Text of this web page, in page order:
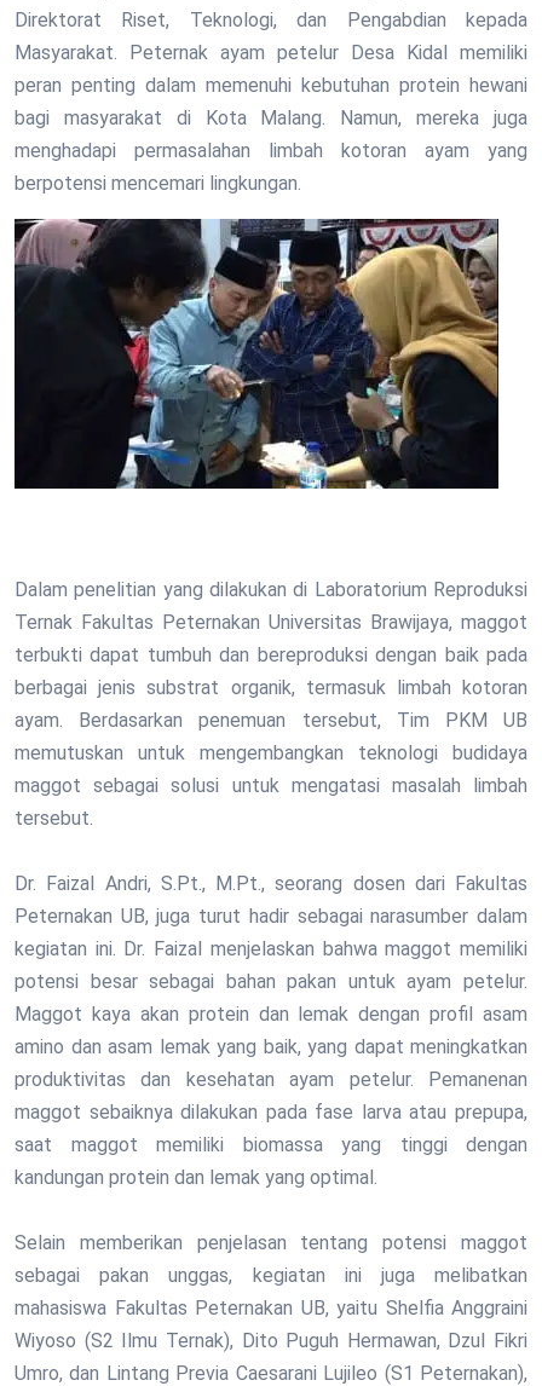
Direktorat Riset, Teknologi, dan Pengabdian kepada
Masyarakat. Peternak ayam petelur Desa Kidal memiliki
peran penting dalam memenuhi kebutuhan protein hewani
bagi masyarakat di Kota Malang. Namun, mereka juga
menghadapi permasalahan limbah kotoran ayam yang
berpotensi mencemari lingkungan.
Dalam penelitian yang dilakukan di Laboratorium Reproduksi
Ternak Fakultas Peternakan Universitas Brawijaya, maggot
terbukti dapat tumbuh dan bereproduksi dengan baik pada
berbagai jenis substrat organik, termasuk limbah kotoran
ayam. Berdasarkan penemuan tersebut, Tim PKM UB
memutuskan untuk mengembangkan teknologi budidaya
maggot sebagai solusi untuk mengatasi masalah limbah
tersebut.
Dr. Faizal Andri, S.Pt., M.Pt., seorang dosen dari Fakultas
Peternakan UB, juga turut hadir sebagai narasumber dalam
kegiatan ini. Dr. Faizal menjelaskan bahwa maggot memiliki
potensi besar sebagai bahan pakan untuk ayam petelur.
Maggot kaya akan protein dan lemak dengan profil asam
amino dan asam lemak yang baik, yang dapat meningkatkan
produktivitas dan kesehatan ayam petelur. Pemanenan
maggot sebaiknya dilakukan pada fase larva atau prepupa,
saat maggot memiliki biomassa yang tinggi dengan
kandungan protein dan lemak yang optimal.
Selain memberikan penjelasan tentang potensi maggot
sebagai pakan unggas, kegiatan ini juga melibatkan
mahasiswa Fakultas Peternakan UB, yaitu Shelfia Anggraini
Wiyoso (S2 Ilmu Ternak), Dito Puguh Hermawan, Dzul Fikri
Umro, dan Lintang Previa Caesarani Lujileo (S1 Peternakan),